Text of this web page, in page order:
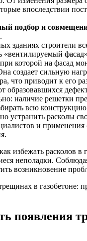
впоследствии
подбор и
.
зданиях строители
«вентилируемый
которой на фасад
создает сильную
что приводит к его
образовавшихся
наличие решетки
всю
устранить расколы
и применения
избежать расколов в
неполадки.
возникновение
появления